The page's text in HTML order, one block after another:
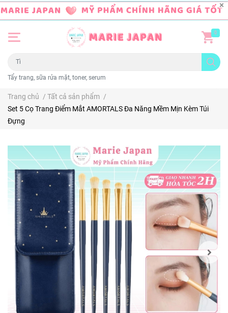
Tẩy trang, sữa rửa mặt, toner, serum
0
Trang chủ / Tất cả sản phẩm /
Set 5 Cọ Trang Điểm Mắt AMORTALS Đa Năng Mềm Mịn Kèm Túi
Đựng